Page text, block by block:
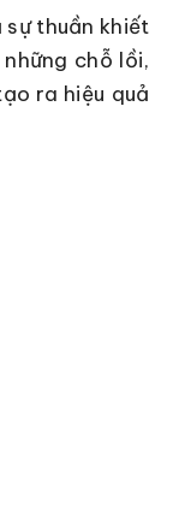
thuần khiết
chỗ lồi,
ra hiệu quả